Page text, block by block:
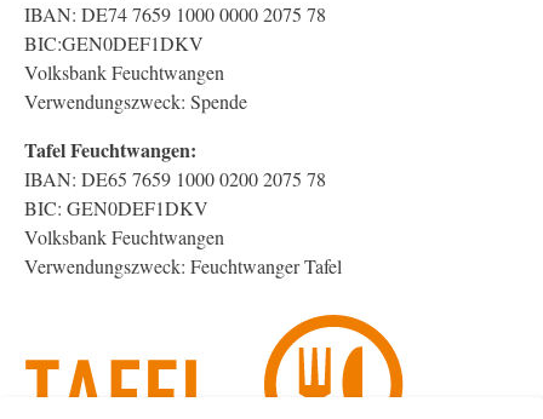
IBAN: DE74 7659 1000 0000 2075 78
BIC:GEN0DEF1DKV
Volksbank Feuchtwangen
Verwendungszweck: Spende
Tafel Feuchtwangen:
IBAN: DE65 7659 1000 0200 2075 78
BIC: GEN0DEF1DKV
Volksbank Feuchtwangen
Verwendungszweck: Feuchtwanger Tafel